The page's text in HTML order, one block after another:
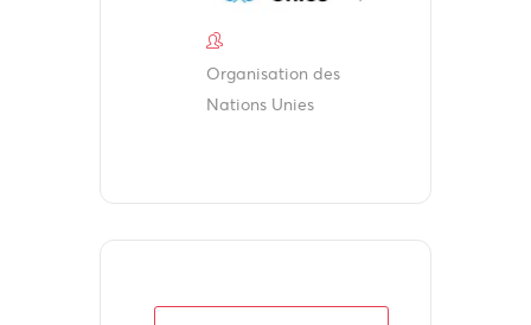
Organisation des
Nations Unies